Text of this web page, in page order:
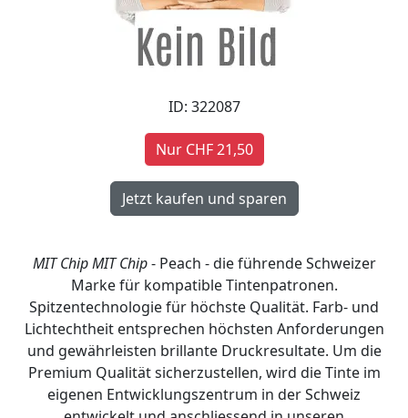
ID: 322087
Nur CHF 21,50
MIT Chip MIT Chip- Peach - die führende Schweizer
Marke für kompatible Tintenpatronen.
Spitzentechnologie für höchste Qualität. Farb- und
Lichtechtheit entsprechen höchsten Anforderungen
und gewährleisten brillante Druckresultate. Um die
Premium Qualität sicherzustellen, wird die Tinte im
eigenen Entwicklungszentrum in der Schweiz